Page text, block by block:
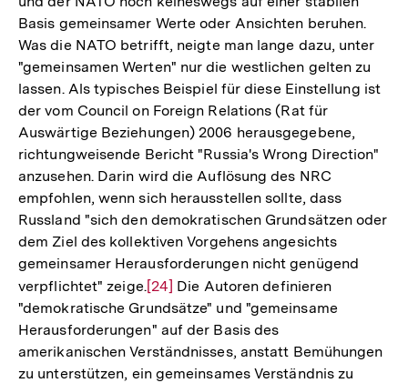
Basis gemeinsamer Werte oder Ansichten beruhen.
Was die NATO betrifft, neigte man lange dazu, unter
"gemeinsamen Werten" nur die westlichen gelten zu
lassen. Als typisches Beispiel für diese Einstellung ist
der vom Council on Foreign Relations (Rat für
Auswärtige Beziehungen) 2006 herausgegebene,
richtungweisende Bericht "Russia's Wrong Direction"
anzusehen. Darin wird die Auflösung des NRC
empfohlen, wenn sich herausstellen sollte, dass
Russland "sich den demokratischen Grundsätzen oder
dem Ziel des kollektiven Vorgehens angesichts
gemeinsamer Herausforderungen nicht genügend
verpflichtet" zeige.Zur
Auflösung
der
Fußnote
[24] Die Autoren definieren
"demokratische Grundsätze" und "gemeinsame
Herausforderungen" auf der Basis des
amerikanischen Verständnisses, anstatt Bemühungen
zu unterstützen, ein gemeinsames Verständnis zu